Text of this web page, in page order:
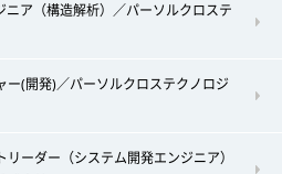
ニア（構造解析）／パーソルクロステ
ー(開発)／パーソルクロステクノロジ
リーダー（システム開発エンジニア）